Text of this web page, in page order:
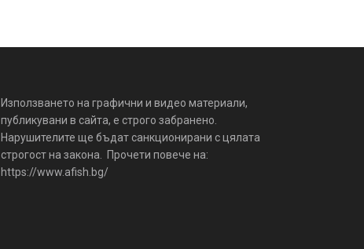
Използването на графични и видео материали,
публикувани в сайта, е строго забранено.
Нарушителите ще бъдат санкционирани с цялата
строгост на закона. Прочети повече на:
https://www.afish.bg/